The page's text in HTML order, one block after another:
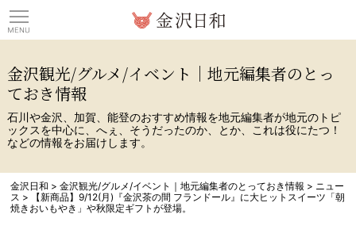
金沢観光/グルメ/イベント｜地元編集者のとっ
ておき情報
石川や金沢、加賀、能登のおすすめ情報を地元編集者が地元のトピ
ックスを中心に、へぇ、そうだったのか、とか、これは役にたつ！
などの情報をお届けします。
金沢日和 >金沢観光/グルメ/イベント｜地元編集者のとっておき情報 > ニュー
ス >
【新商品】9/12(月)『金沢茶の間 フランドール』に大ヒットスイーツ「朝
焼きおいもやき」や秋限定ギフトが登場。